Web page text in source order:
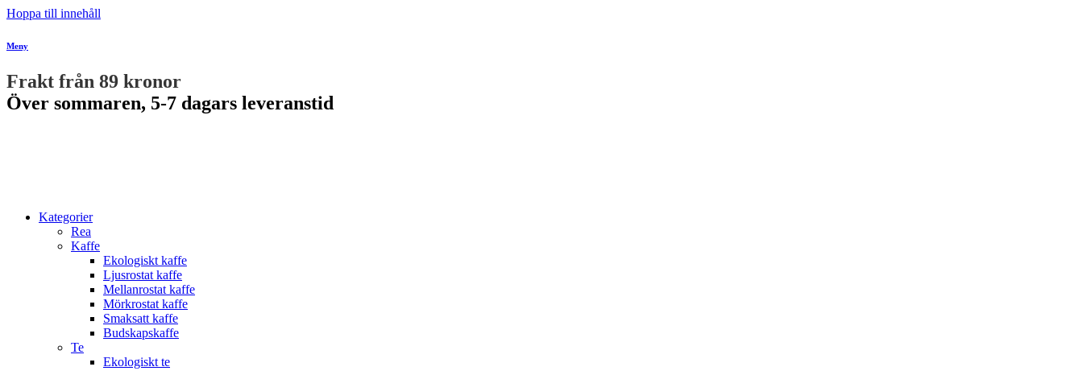
Hoppa till innehåll
Meny
Frakt från 89 kronor
Över sommaren, 5-7 dagars leveranstid
Kategorier
Rea
Kaffe
Ekologiskt kaffe
Ljusrostat kaffe
Mellanrostat kaffe
Mörkrostat kaffe
Smaksatt kaffe
Budskapskaffe
Te
Ekologiskt te